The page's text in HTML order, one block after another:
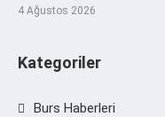
4 Ağustos 2026
Kategoriler
Burs Haberleri